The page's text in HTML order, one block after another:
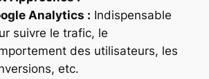
Analytics : Indispensable
suivre le trafic, le
des utilisateurs, les
etc.